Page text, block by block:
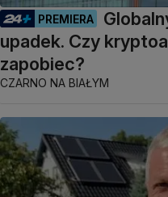
PREMIERA
upadek. Czy
zapobiec?
CZARNO NA BIAŁYM